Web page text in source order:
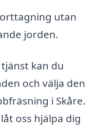
utan
jorden.
kan du
och välja den
i Skåre.
oss hjälpa dig